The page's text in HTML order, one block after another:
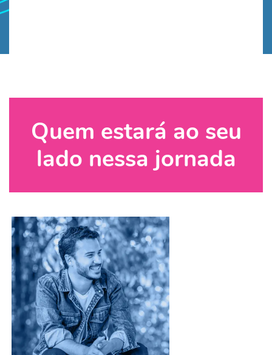
Quem estará ao seu
lado nessa jornada